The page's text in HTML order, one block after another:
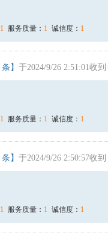
1 服务质量： 1 诚信度： 1
条】 于2024/9/26 2:51:01收到
1 服务质量： 1 诚信度： 1
条】 于2024/9/26 2:50:57收到
1 服务质量： 1 诚信度： 1